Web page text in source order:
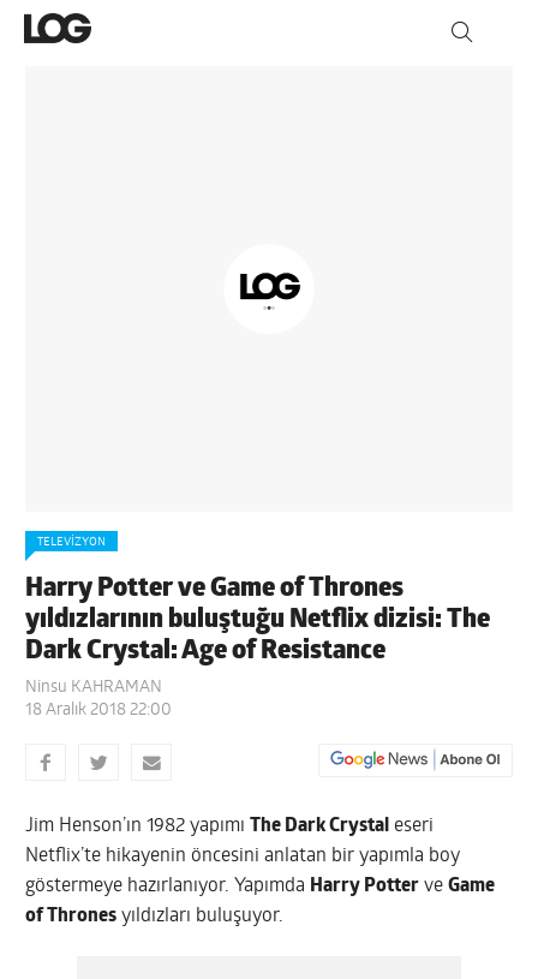
TELEVIZYON
Harry Potter ve Game of Thrones
yıldızlarının buluştuğu Netflix dizisi: The
Dark Crystal: Age of Resistance
Ninsu KAHRAMAN
18 Aralık 2018 22:00
Jim Henson’ın 1982 yapımı The Dark Crystal eseri
Netflix’te hikayenin öncesini anlatan bir yapımla boy
göstermeye hazırlanıyor. Yapımda Harry Potter veGame
of Thrones yıldızları buluşuyor.